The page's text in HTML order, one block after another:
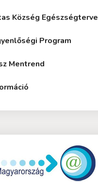
Község Egészségterve
Program
Mentrend